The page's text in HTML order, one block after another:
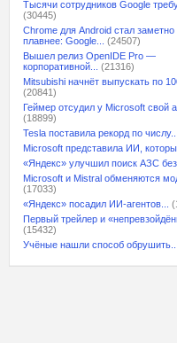
Тысячи сотрудников Google
(30445)
Chrome для Android стал заметно
плавнее: Google...
(24507)
Вышел релиз OpenIDE Pro —
корпоративной...
(21316)
Mitsubishi начнёт выпускать по
(20841)
Геймер отсудил у Microsoft свой
(18899)
Tesla поставила рекорд по числу...
Microsoft представила ИИ,
«Яндекс» улучшил поиск АЗС
Microsoft и Mistral обменяются
(17033)
«Яндекс» посадил ИИ-агентов...
Первый трейлер и
(15432)
Учёные нашли способ обрушить...